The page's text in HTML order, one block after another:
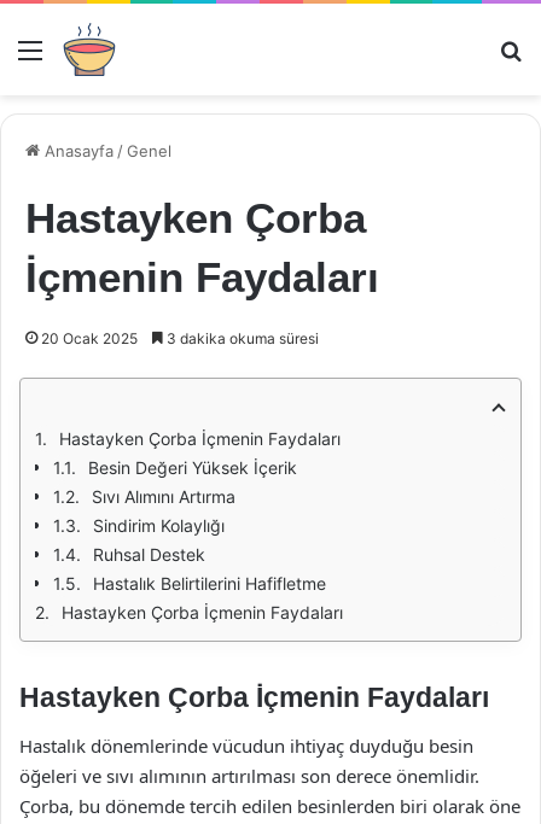
Menü
Anasayfa /Genel
Hastayken Çorba
İçmenin Faydaları
20 Ocak 2025 3 dakika okuma süresi
Hastayken Çorba İçmenin Faydaları
Besin Değeri Yüksek İçerik
Sıvı Alımını Artırma
Sindirim Kolaylığı
Ruhsal Destek
Hastalık Belirtilerini Hafifletme
Hastayken Çorba İçmenin Faydaları
Hastayken Çorba İçmenin Faydaları
Hastalık dönemlerinde vücudun ihtiyaç duyduğu besin
öğeleri ve sıvı alımının artırılması son derece önemlidir.
Çorba, bu dönemde tercih edilen besinlerden biri olarak öne